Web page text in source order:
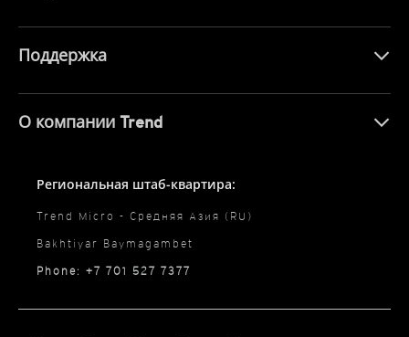
Поддержка
О компании Trend
Региональная штаб-квартира:
Trend Micro - Средняя Азия (RU)
Bakhtiyar Baymagambet
Phone: +7 701 527 7377